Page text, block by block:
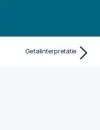
Getalinterpretatie